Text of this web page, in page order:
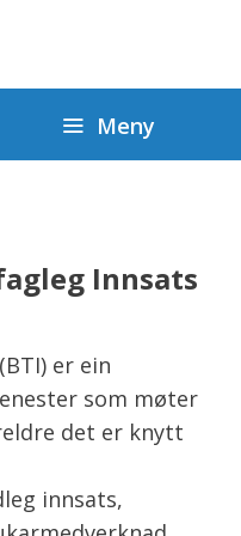
n
Meny
Innsats
er ein
som møter
det er knytt
innsats,